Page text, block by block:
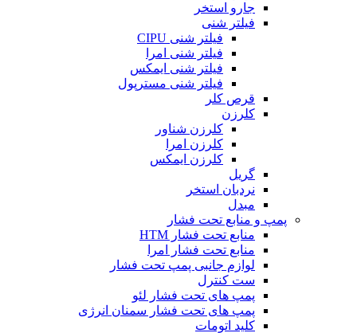
جارو استخر
فیلتر شنی
فیلتر شنی CIPU
فیلتر شنی امرا
فیلتر شنی ایمکس
فیلتر شنی مسترپول
قرص کلر
کلرزن
کلرزن شناور
کلرزن امرا
کلرزن ایمکس
گریل
نردبان استخر
مبدل
پمپ و منابع تحت فشار
منابع تحت فشار HTM‎
منابع تحت فشار امرا
لوازم جانبی پمپ تحت فشار
ست کنترل
پمپ های تحت فشار لئو
پمپ های تحت فشار سمنان انرژی
کلید اتومات